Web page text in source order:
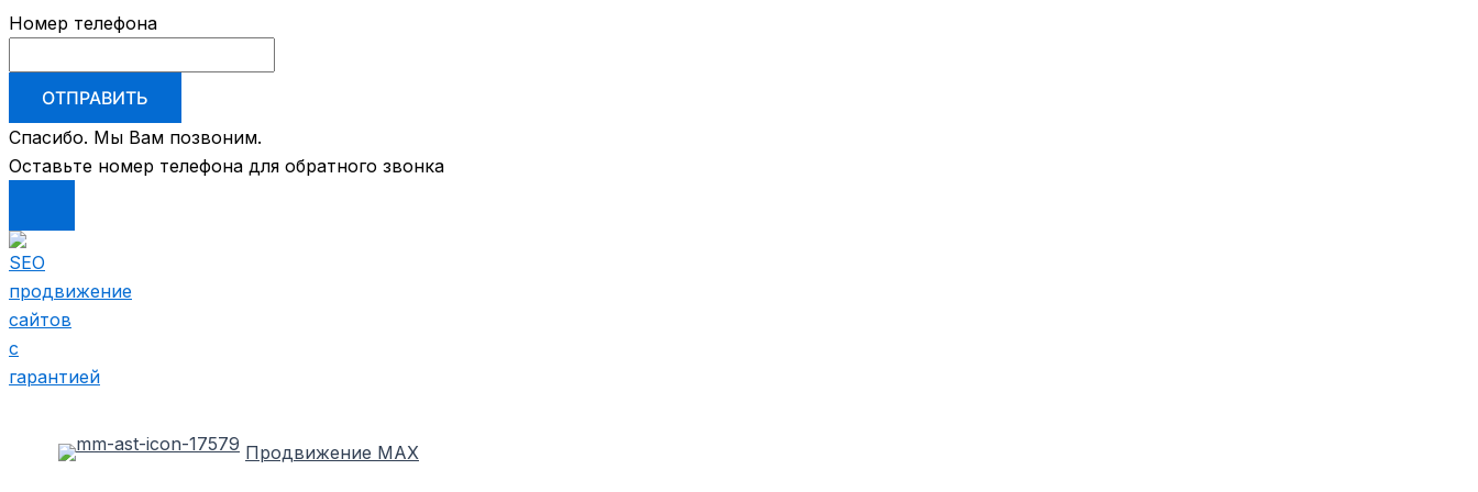
Номер телефона
ОТПРАВИТЬ
Спасибо. Мы Вам позвоним.
Оставьте номер телефона для обратного звонка
Перейти
к
содержимому
Продвижение MAX